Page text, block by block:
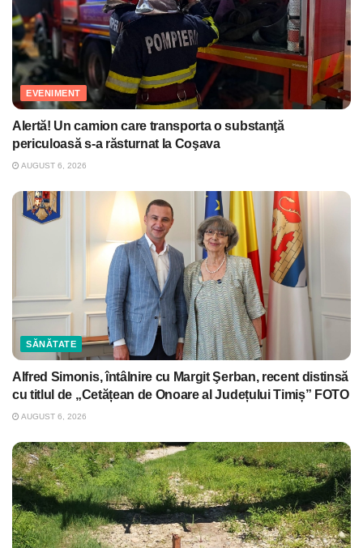
EVENIMENT
Alertă! Un camion care transporta o substanţă
periculoasă s-a răsturnat la Coşava
AUGUST 6, 2026
SĂNĂTATE
Alfred Simonis, întâlnire cu Margit Şerban, recent distinsă
cu titlul de „Cetățean de Onoare al Județului Timiș” FOTO
AUGUST 6, 2026